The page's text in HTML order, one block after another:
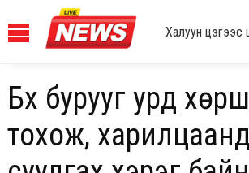
Халуун
Бүх бурууг урд
тохож,